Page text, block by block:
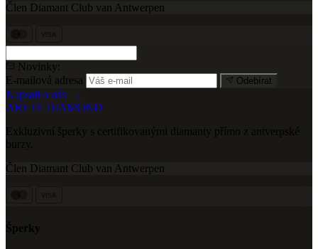
Člen Diamant Club van Antwerpen
Novinky:
E-mailová adresa
Odebírat
Napsali o nás →
ARETE DIAMOND
Exkluzivní šperky s certifikovanými diamanty přímo z antverpské
burzy.
Člen Diamant Club van Antwerpen
Šperky